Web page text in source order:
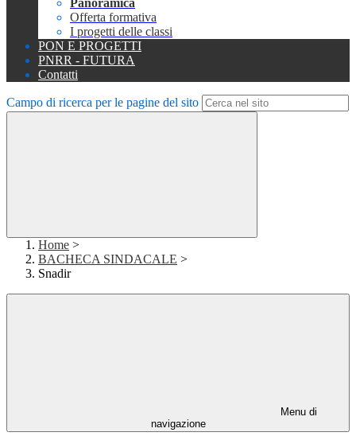
Panoramica
Offerta formativa
I progetti delle classi
PON E PROGETTI
PNRR - FUTURA
Contatti
Campo di ricerca per le pagine del sito
Home >
BACHECA SINDACALE >
Snadir
Menu di
navigazione